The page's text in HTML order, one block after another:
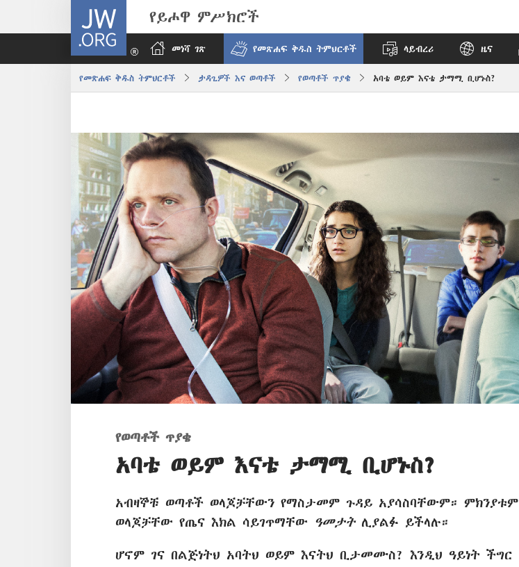
JW.ORG የይሖዋ ምሥክሮች
መነሻ ገጽ የመጽሐፍ ቅዱስ ትምህርቶች ላይብረሪ ዜና
የመጽሐፍ ቅዱስ ትምህርቶች ታዳጊዎች እና ወጣቶች የወጣቶች ጥያቄ አባቴ ወይም እናቴ ታማሚ ቢሆኑስ?
የወጣቶች ጥያቄ
አባቴ ወይም እናቴ ታማሚ ቢሆኑስ?
አብዛኞቹ ወጣቶች ወላጆቻቸውን የማስታመም ጉዳይ አያሳስባቸውም። ምክንያቱም
ወላጆቻቸው የጤና እክል ሳይገጥማቸው ዓመታትሊያልፉ ይችላሉ።
ሆኖም ገና በልጅነትህ አባትህ ወይም እናትህ ቢታመሙስ? እንዲህ ዓይነት ችግር